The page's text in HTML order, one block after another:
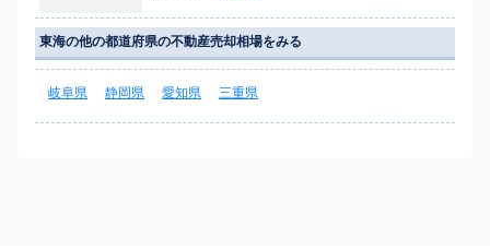
東海の他の都道府県の不動産売却相場をみる
岐阜県 静岡県 愛知県 三重県